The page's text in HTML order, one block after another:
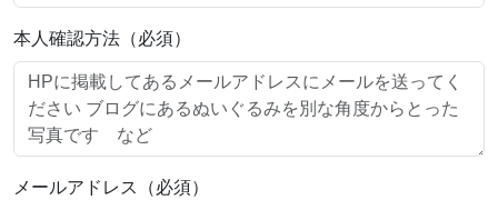
本人確認方法（必須）
メールアドレス（必須）